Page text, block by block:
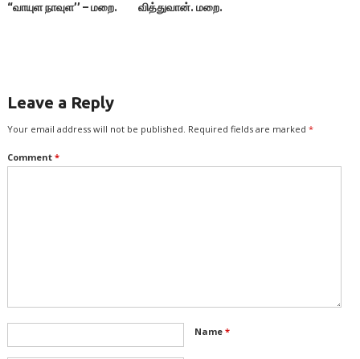
“வாயுள நாவுள’’ – மறை.
வித்துவான். மறை.
Leave a Reply
Your email address will not be published. Required fields are marked *
Comment *
Name *